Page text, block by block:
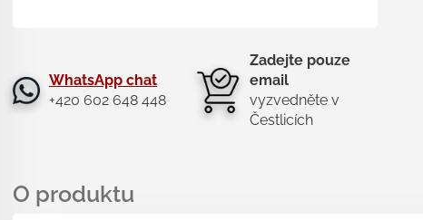
WhatsApp chat
+420 602 648 448
Zadejte pouze
email
vyzvedněte v
Čestlicích